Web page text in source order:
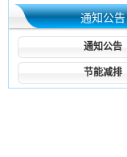
政府信息公 热点回应
通知公告
通知公告
节能减排